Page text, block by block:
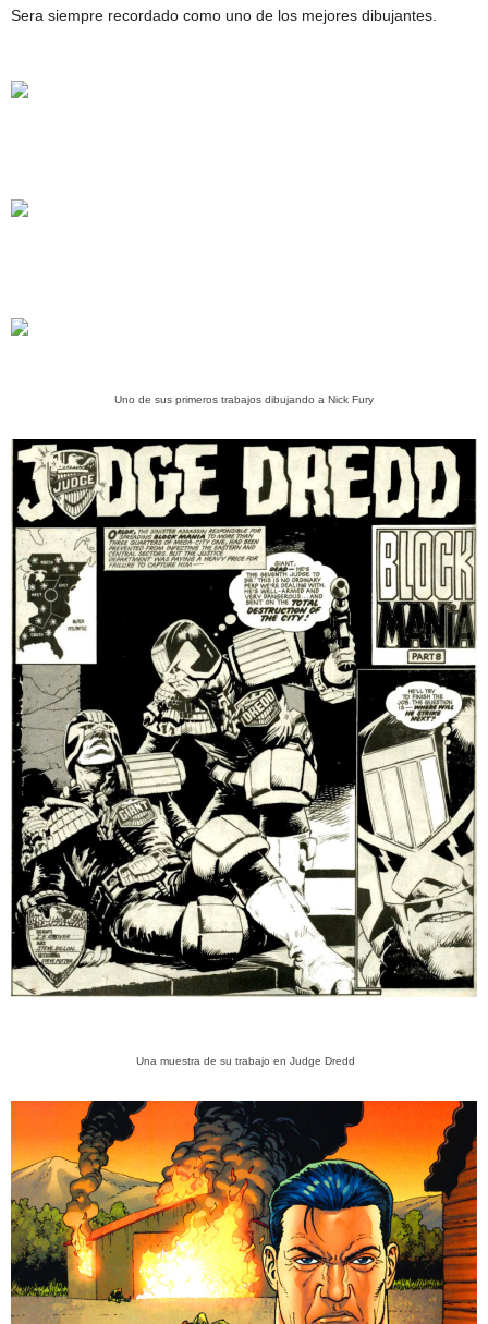
Sera siempre recordado como uno de los mejores dibujantes.
Uno de sus primeros trabajos dibujando a Nick Fury
Una muestra de su trabajo en Judge Dredd